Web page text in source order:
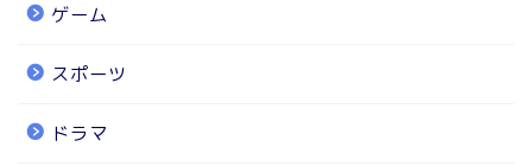
ゲーム
スポーツ
ドラマ